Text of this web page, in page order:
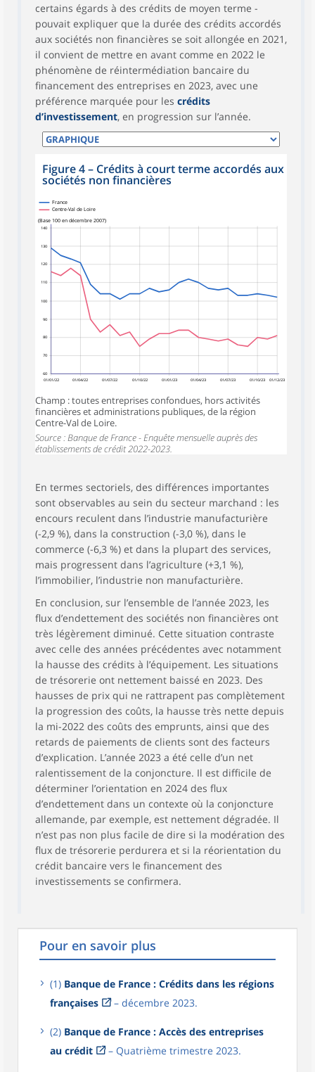
certains égards à des crédits de moyen terme -
pouvait expliquer que la durée des crédits accordés
aux sociétés non financières se soit allongée en 2021,
il convient de mettre en avant comme en 2022 le
phénomène de réintermédiation bancaire du
financement des entreprises en 2023, avec une
préférence marquée pour les crédits
d’investissement, en progression sur l’année.
Figure 4– Crédits à court terme accordés aux
sociétés non financières
60
70
80
90
100
110
120
130
140
(Base 100 en décembre 2007)
01/01/22 01/04/22 01/07/22 01/10/22 01/01/23 01/04/23 01/07/23 01/10/23 01/12/23
France
Centre-Val de Loire
Champ : toutes entreprises confondues, hors activités
financières et administrations publiques, de la région
Centre-Val de Loire.
Source : Banque de France - Enquête mensuelle auprès des
établissements de crédit 2022-2023.
En termes sectoriels, des différences importantes
sont observables au sein du secteur marchand : les
encours reculent dans l’industrie manufacturière
(-2,9 %), dans la construction (-3,0 %), dans le
commerce (-6,3 %) et dans la plupart des services,
mais progressent dans l’agriculture (+3,1 %),
l’immobilier, l’industrie non manufacturière.
En conclusion, sur l’ensemble de l’année 2023, les
flux d’endettement des sociétés non financières ont
très légèrement diminué. Cette situation contraste
avec celle des années précédentes avec notamment
la hausse des crédits à l’équipement. Les situations
de trésorerie ont nettement baissé en 2023. Des
hausses de prix qui ne rattrapent pas complètement
la progression des coûts, la hausse très nette depuis
la mi-2022 des coûts des emprunts, ainsi que des
retards de paiements de clients sont des facteurs
d’explication. L’année 2023 a été celle d’un net
ralentissement de la conjoncture. Il est difficile de
déterminer l’orientation en 2024 des flux
d’endettement dans un contexte où la conjoncture
allemande, par exemple, est nettement dégradée. Il
n’est pas non plus facile de dire si la modération des
flux de trésorerie perdurera et si la réorientation du
crédit bancaire vers le financement des
investissements se confirmera.
Pour en savoir plus
(1) Banque de France : Crédits dans les régions
françaises
– décembre 2023.
(2) Banque de France : Accès des entreprises
au crédit
– Quatrième trimestre 2023.